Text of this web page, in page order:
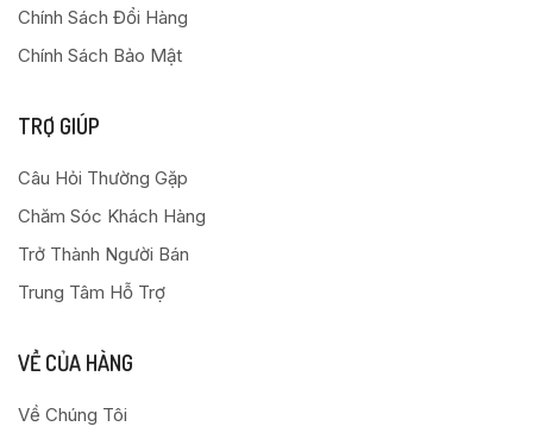
Chính Sách Đổi Hàng
Chính Sách Bảo Mật
TRỢ GIÚP
Câu Hỏi Thường Gặp
Chăm Sóc Khách Hàng
Trở Thành Người Bán
Trung Tâm Hỗ Trợ
VỀ CỦA HÀNG
Về Chúng Tôi